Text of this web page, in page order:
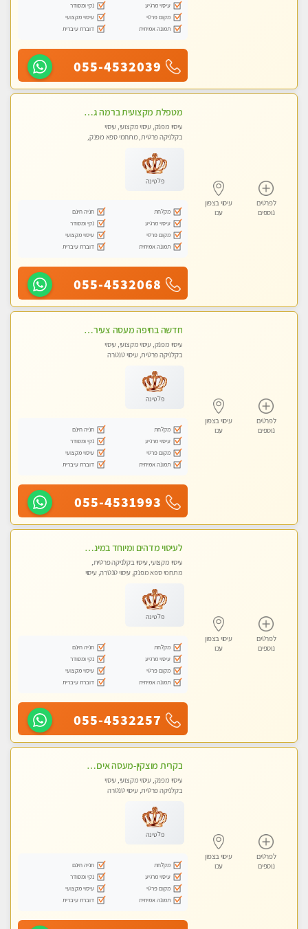
עיסוי מרגיע
נקי ומסודר
מקום פרטי
עיסוי מקצועי
תמונה אמיתית
דוברת עיברית
055-4532039
לפרטים
נוספים
עיסוי בצפון
עכו
מטפלת מקצועית ברמה גבוהה מומלץ מאוד !!! . . highly recommended -אין פרטים נוספים במקום -ללא מין !!
עיסוי מפנק, עיסוי מקצועי, עיסוי
בקלניקה פרטית, מתחמי ספא מפנק,
פלטינה
מקלחת
חניה חינם
עיסוי מרגיע
נקי ומסודר
מקום פרטי
עיסוי מקצועי
תמונה אמיתית
דוברת עיברית
055-4532068
לפרטים
נוספים
עיסוי בצפון
עכו
חדשה בחיפה מעסה צעירה איכותית וקלאסית מזמינה אותך לעיסוי נעים מפנק ומרגיעה+ אבנים חמות וכוסות רוח מומלץ מאוד . . . highly recommended..new in the ci
עיסוי מפנק, עיסוי מקצועי, עיסוי
בקלניקה פרטית, עיסוי טנטרה
פלטינה
מקלחת
חניה חינם
עיסוי מרגיע
נקי ומסודר
מקום פרטי
עיסוי מקצועי
תמונה אמיתית
דוברת עיברית
055-4531993
לפרטים
נוספים
עיסוי בצפון
עכו
לעיסוי מדהים ומיוחד במינו !!מומלץ לחלוטין!!ללא מין !!
עיסוי מקצועי, עיסוי בקלניקה פרטית,
מתחמי ספא מפנק, עיסוי טנטרה, עיסוי
פלטינה
מקלחת
חניה חינם
עיסוי מרגיע
נקי ומסודר
מקום פרטי
עיסוי מקצועי
תמונה אמיתית
דוברת עיברית
055-4532257
לפרטים
נוספים
עיסוי בצפון
עכו
בקרית מוצקין-מעסה איכותית מקצועית ומפנקת בקריות
עיסוי מפנק, עיסוי מקצועי, עיסוי
בקלניקה פרטית, עיסוי טנטרה
פלטינה
מקלחת
חניה חינם
עיסוי מרגיע
נקי ומסודר
מקום פרטי
עיסוי מקצועי
תמונה אמיתית
דוברת עיברית